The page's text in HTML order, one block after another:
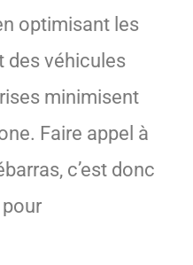
optimisant les
des véhicules
minimisent
Faire appel à
c’est donc